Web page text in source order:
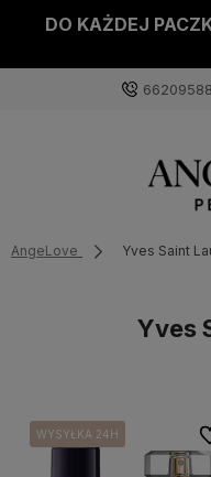
DO KAŻDEJ
AngeLove Yves Saint
Yves
WYSYŁKA 24H
WYSYŁKA 24H
WYSYŁKA 24H